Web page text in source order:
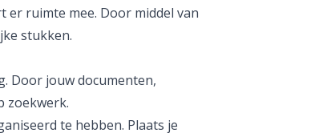
ruimte mee. Door middel van
stukken.
Door jouw documenten,
zoekwerk.
te hebben. Plaats je